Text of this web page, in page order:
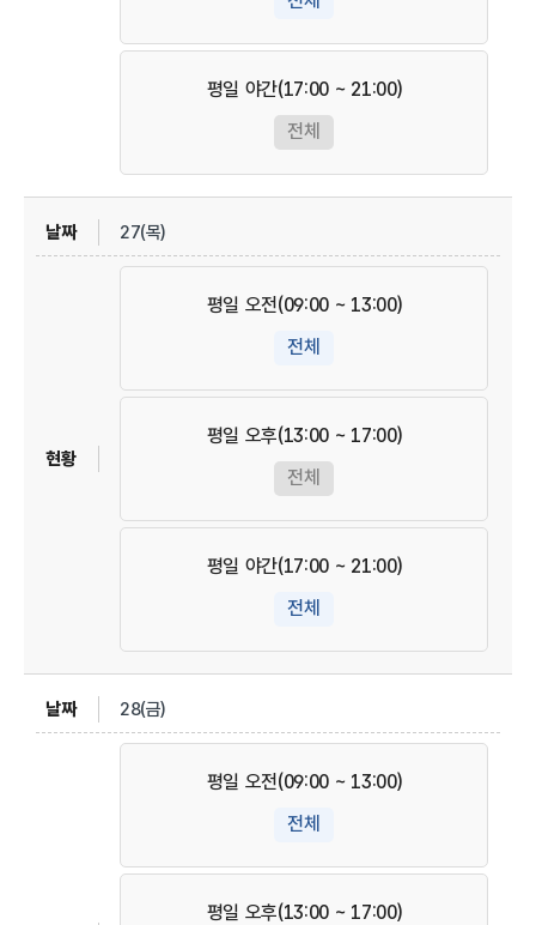
평일 야간(17:00 ~ 21:00)
전체
27(목)
평일 오전(09:00 ~ 13:00)
전체
평일 오후(13:00 ~ 17:00)
전체
평일 야간(17:00 ~ 21:00)
전체
28(금)
평일 오전(09:00 ~ 13:00)
전체
평일 오후(13:00 ~ 17:00)